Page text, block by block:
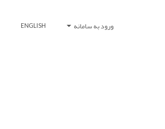
ورود به سامانه ENGLISH